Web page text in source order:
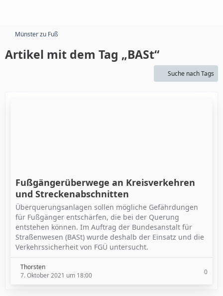
Münster zu Fuß
Artikel mit dem Tag „BASt“
Suche nach Tags
Fußgängerüberwege an Kreisverkehren
und Streckenabschnitten
Überquerungsanlagen sollen mögliche Gefährdungen
für Fußgänger entschärfen, die bei der Querung
entstehen können. Im Auftrag der Bundesanstalt für
Straßenwesen (BASt) wurde deshalb der Einsatz und die
Verkehrssicherheit von FGÜ untersucht.
Thorsten
7. Oktober 2021 um 18:00
0